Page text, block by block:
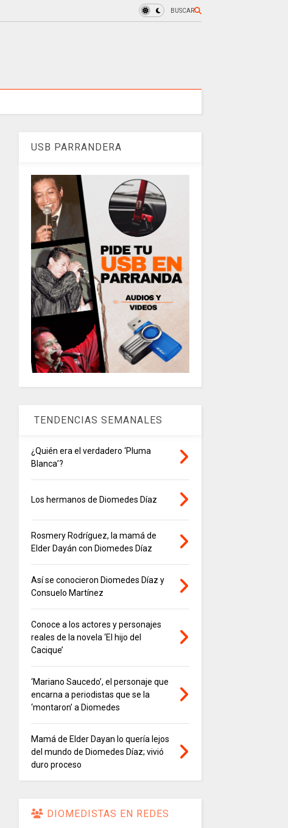
BUSCAR
USB PARRANDERA
TENDENCIAS SEMANALES
¿Quién era el verdadero ‘Pluma
Blanca’?
Los hermanos de Diomedes Díaz
Rosmery Rodríguez, la mamá de
Elder Dayán con Diomedes Díaz
Así se conocieron Diomedes Díaz y
Consuelo Martínez
Conoce a los actores y personajes
reales de la novela ‘El hijo del
Cacique’
‘Mariano Saucedo’, el personaje que
encarna a periodistas que se la
‘montaron’ a Diomedes
Mamá de Elder Dayan lo quería lejos
del mundo de Diomedes Díaz; vivió
duro proceso
DIOMEDISTAS EN REDES